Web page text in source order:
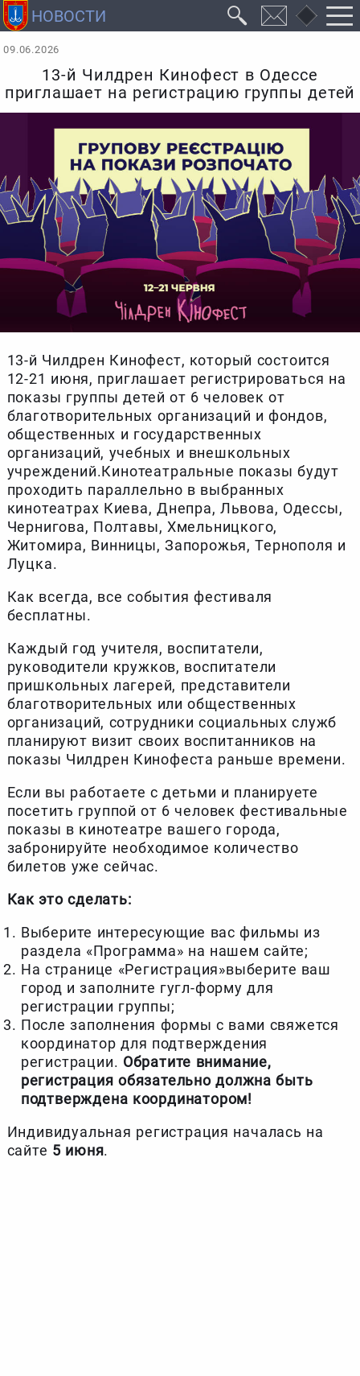
09.06.2026
13-й Чилдрен Кинофест в Одессе
приглашает на регистрацию группы детей
13-й Чилдрен Кинофест, который состоится
12-21 июня, приглашает регистрироваться на
показы группы детей от 6 человек от
благотворительных организаций и фондов,
общественных и государственных
организаций, учебных и внешкольных
учреждений.Кинотеатральные показы будут
проходить параллельно в выбранных
кинотеатрах Киева, Днепра, Львова, Одессы,
Чернигова, Полтавы, Хмельницкого,
Житомира, Винницы, Запорожья, Тернополя и
Луцка.
Как всегда, все события фестиваля
бесплатны.
Каждый год учителя, воспитатели,
руководители кружков, воспитатели
пришкольных лагерей, представители
благотворительных или общественных
организаций, сотрудники социальных служб
планируют визит своих воспитанников на
показы Чилдрен Кинофеста раньше времени.
Если вы работаете с детьми и планируете
посетить группой от 6 человек фестивальные
показы в кинотеатре вашего города,
забронируйте необходимое количество
билетов уже сейчас.
Как это сделать:
Выберите интересующие вас фильмы из
раздела «Программа» на нашем сайте;
На странице «Регистрация»выберите ваш
город и заполните гугл-форму для
регистрации группы;
После заполнения формы с вами свяжется
координатор для подтверждения
регистрации. Обратите внимание,
регистрация обязательно должна быть
подтверждена координатором!
Индивидуальная регистрация началась на
сайте 5 июня.